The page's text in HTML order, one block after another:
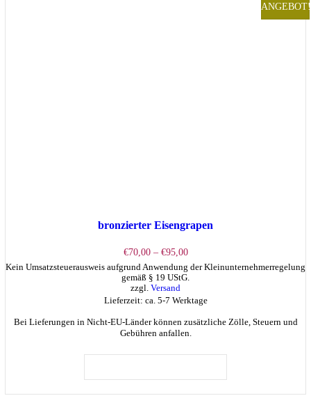
ANGEBOT!
bronzierter Eisengrapen
€70,00 – €95,00Preisspanne:
€70,00
bis
Kein Umsatzsteuerausweis aufgrund Anwendung der Kleinunternehmerregelung
gemäß § 19 UStG.
zzgl. Versand
Lieferzeit: ca. 5-7 Werktage
Bei Lieferungen in Nicht-EU-Länder können zusätzliche Zölle, Steuern und
Gebühren anfallen.
Dieses
weist
mehrere